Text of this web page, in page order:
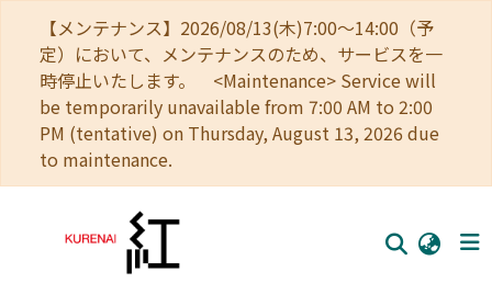
【メンテナンス】2026/08/13(木)7:00～14:00（予
定）において、メンテナンスのため、サービスを一
時停止いたします。 <Maintenance> Service will
be temporarily unavailable from 7:00 AM to 2:00
PM (tentative) on Thursday, August 13, 2026 due
to maintenance.